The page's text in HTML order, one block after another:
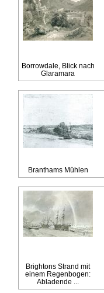
Borrowdale, Blick nach
Glaramara
Branthams Mühlen
Brightons Strand mit
einem Regenbogen:
Abladende ...